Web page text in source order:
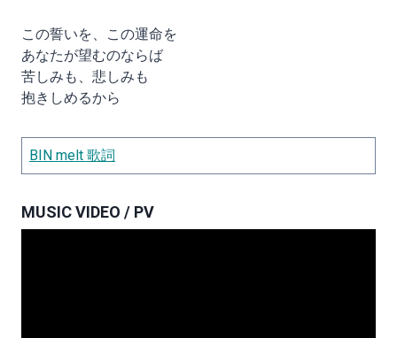
この誓いを、この運命を
あなたが望むのならば
苦しみも、悲しみも
抱きしめるから
BIN melt 歌詞
MUSIC VIDEO / PV